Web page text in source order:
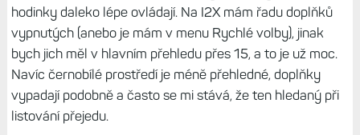
hodinky daleko lépe ovládají. Na I2X mám řadu doplňků
vypnutých (anebo je mám v menu Rychlé volby), jinak
bych jich měl v hlavním přehledu přes 15, a to je už moc.
Navíc černobílé prostředí je méně přehledné, doplňky
vypadají podobně a často se mi stává, že ten hledaný při
listování přejedu.